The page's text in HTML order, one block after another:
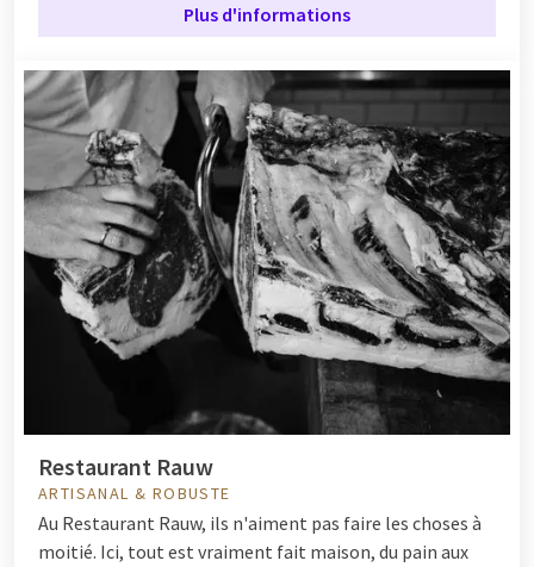
Plus d'informations
Restaurant Rauw
ARTISANAL & ROBUSTE
Au Restaurant Rauw, ils n'aiment pas faire les choses à
moitié. Ici, tout est vraiment fait maison, du pain aux